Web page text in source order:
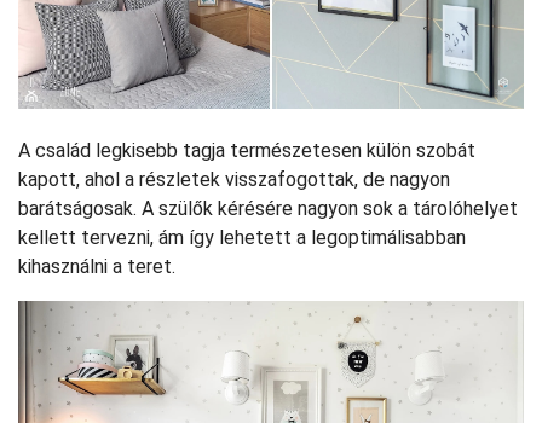
A család legkisebb tagja természetesen külön szobát
kapott, ahol a részletek visszafogottak, de nagyon
barátságosak. A szülők kérésére nagyon sok a tárolóhelyet
kellett tervezni, ám így lehetett a legoptimálisabban
kihasználni a teret.